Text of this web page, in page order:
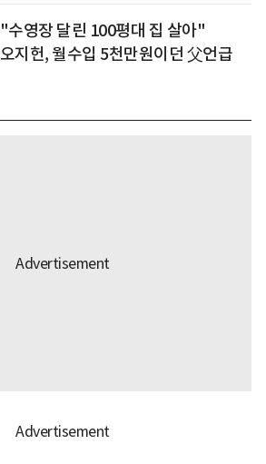
"수영장 달린 100평대 집 살아"
오지헌, 월수입 5천만원이던 父언급